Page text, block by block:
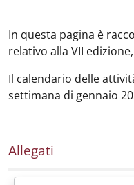
In questa pagina è
relativo alla VII
Il calendario delle
settimana di gennaio
Allegati